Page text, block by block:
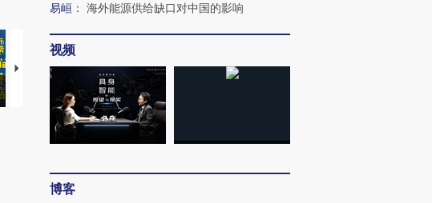
【推广】走进第四届链博
会，让数智科技“链”接产
有意思的生活方式·第三对
【商旅对话】华住集团
易峘 ： 海外能源供给缺口对中国的影响
视频
博客